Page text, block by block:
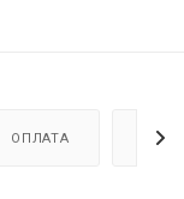
ОПЛАТА